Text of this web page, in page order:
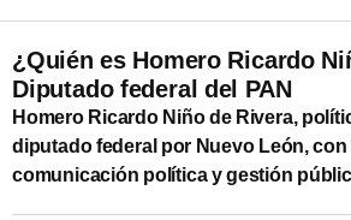
¿Quién es Homero Ricardo
Diputado federal del PAN
Homero Ricardo Niño de Rivera,
diputado federal por Nuevo León,
comunicación política y gestión